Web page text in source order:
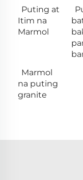
Puting at
Itim na
Marmol
Marmol
na puting
granite